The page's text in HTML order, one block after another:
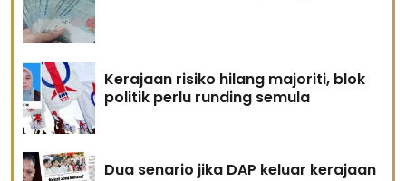
Kerajaan risiko hilang majoriti, blok
politik perlu runding semula
Dua senario jika DAP keluar kerajaan